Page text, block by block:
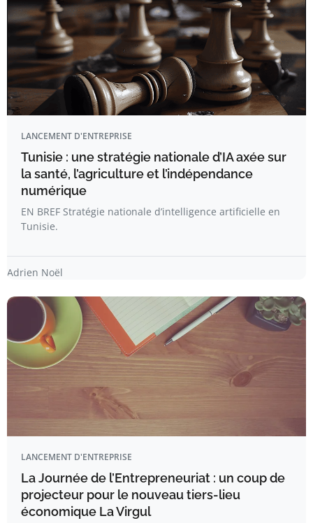
LANCEMENT D'ENTREPRISE
Tunisie : une stratégie nationale d’IA axée sur
la santé, l’agriculture et l’indépendance
numérique
EN BREF Stratégie nationale d’intelligence artificielle en
Tunisie.
Adrien Noël
LANCEMENT D'ENTREPRISE
La Journée de l’Entrepreneuriat : un coup de
projecteur pour le nouveau tiers-lieu
économique La Virgul